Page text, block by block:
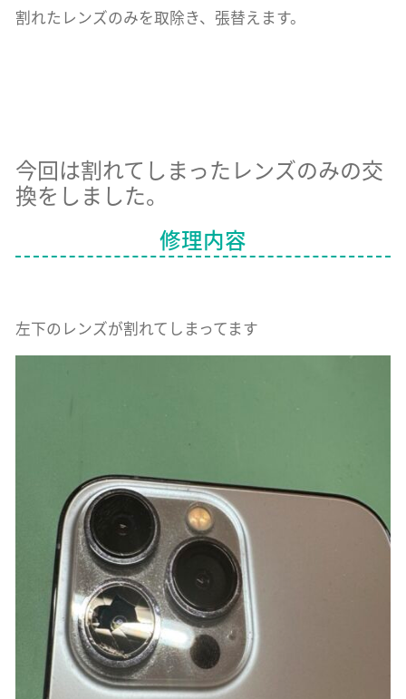
割れたレンズのみを取除き、張替えます。
今回は割れてしまったレンズのみの交
換をしました。
修理内容
左下のレンズが割れてしまってます